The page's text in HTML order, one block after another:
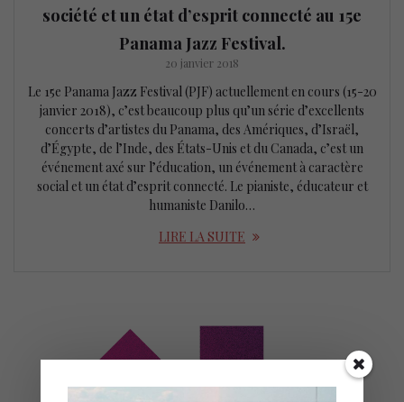
société et un état d’esprit connecté au 15e
Panama Jazz Festival.
20 janvier 2018
Le 15e Panama Jazz Festival (PJF) actuellement en cours (15-20
janvier 2018), c’est beaucoup plus qu’un série d’excellents
concerts d’artistes du Panama, des Amériques, d’Israël,
d’Égypte, de l’Inde, des États-Unis et du Canada, c’est un
événement axé sur l’éducation, un événement à caractère
social et un état d’esprit connecté. Le pianiste, éducateur et
humaniste Danilo…
LIRE LA SUITE